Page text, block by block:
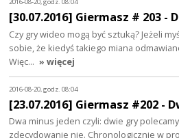
[30.07.2016] Giermasz # 203 -
Czy gry wideo mogą być sztuką? Jeżeli
sobie, że kiedyś takiego miana
Więc… » więcej
2016-08-20, godz. 08:04
[23.07.2016] Giermasz #202 -
Dwa minus jeden czyli: dwie gry
zdecydowanie nie. Chronologicznie w